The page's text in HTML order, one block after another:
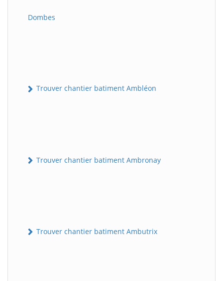
Dombes
Trouver chantier batiment Ambléon
Trouver chantier batiment Ambronay
Trouver chantier batiment Ambutrix